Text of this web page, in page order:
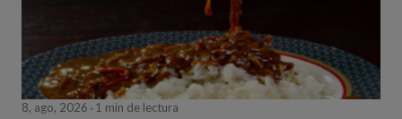
8, ago, 2026 1 min de lectura